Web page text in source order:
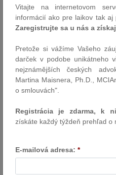
Gábor Gál, Elemér Jakab,
novelách zákona o Správnom
sporovom poriadku.
OSTATNÉ
SÚDNA RADA: R.
nedostatok integrity
2. januára (TASR) – Súdna rada
sudcu Všeobecného súdu EÚ
cestou dostala písomné
MZ SR: Nemocnice by sa
Vitajte na internetovom
informácií ako pre laikov tak aj
Zaregistrujte sa u nás a
Pretože si vážíme Vašeho
darček v podobe unikátneho
nejznámějších českých
Martina Maisnera, Ph.D.,
o smlouvách".
Registrácia je zdarma, k
získáte každý týždeň prehľad o
E-mailová adresa: *